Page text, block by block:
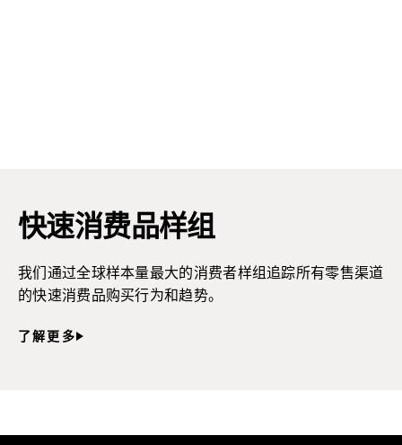
快速消费品样组
我们通过全球样本量最大的消费者样组追踪所有零售渠道
的快速消费品购买行为和趋势。
了解更多